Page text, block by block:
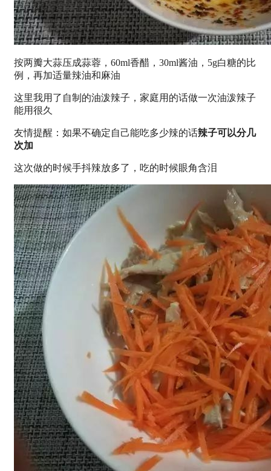
按两瓣大蒜压成蒜蓉，60ml香醋，30ml酱油，5g白糖的比
例，再加适量辣油和麻油
这里我用了自制的油泼辣子，家庭用的话做一次油泼辣子
能用很久
友情提醒：如果不确定自己能吃多少辣的话辣子可以分几
次加
这次做的时候手抖辣放多了，吃的时候眼角含泪